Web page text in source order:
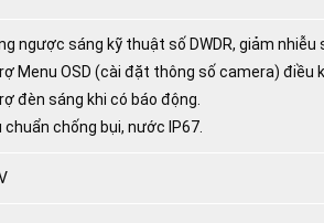
ngược sáng kỹ thuật số DWDR, giảm nhiễu
Menu OSD (cài đặt thông số camera) điều
đèn sáng khi có báo động.
chuẩn chống bụi, nước IP67.